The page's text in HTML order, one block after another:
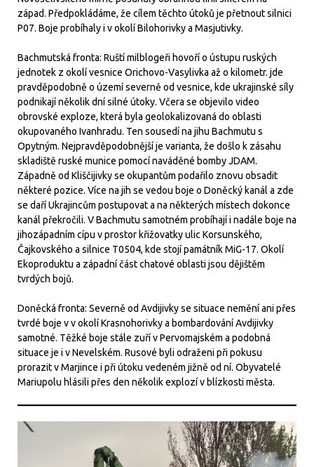
západ. Předpokládáme, že cílem těchto útoků je přetnout silnici
P07. Boje probíhaly i v okolí Bilohorivky a Masjutivky.
Bachmutská fronta: Ruští milblogeři hovoří o ústupu ruských
jednotek z okolí vesnice Orichovo-Vasylivka až o kilometr. jde
pravděpodobně o území severně od vesnice, kde ukrajinské síly
podnikají několik dní silné útoky. Včera se objevilo video
obrovské exploze, která byla geolokalizovaná do oblasti
okupovaného Ivanhradu. Ten sousedí na jihu Bachmutu s
Opytným. Nejpravděpodobnější je varianta, že došlo k zásahu
skladiště ruské munice pomocí naváděné bomby JDAM.
Západně od Kliščijivky se okupantům podařilo znovu obsadit
některé pozice. Více na jih se vedou boje o Doněcký kanál a zde
se daří Ukrajincům postupovat a na některých místech dokonce
kanál překročili. V Bachmutu samotném probíhají i nadále boje na
jihozápadním cípu v prostor křižovatky ulic Korsunského,
Čajkovského a silnice T0504, kde stojí památník MiG-17. Okolí
Ekoproduktu a západní část chatové oblasti jsou dějištěm
tvrdých bojů.
Doněcká fronta: Severně od Avdijivky se situace nemění ani přes
tvrdé boje v v okolí Krasnohorivky a bombardování Avdijivky
samotné. Těžké boje stále zuří v Pervomajském a podobná
situace je i v Nevelském. Rusové byli odraženi při pokusu
prorazit v Marjince i při útoku vedeném jižně od ní. Obyvatelé
Mariupolu hlásili přes den několik explozí v blízkosti města.